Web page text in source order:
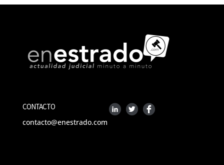
CONTACTO
contacto@enestrado.com